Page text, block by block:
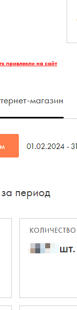
привлекли на сайт